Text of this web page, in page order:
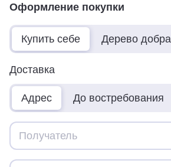
Оформление покупки
Купить себе Дерево добра
Доставка
Адрес До востребования